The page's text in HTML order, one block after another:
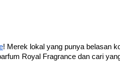
! Merek lokal yang punya belasan
Royal Fragrance dan cari